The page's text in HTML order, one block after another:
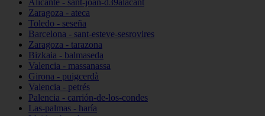
Alicante - sant-joan-d39alacant
Zaragoza - ateca
Toledo - seseña
Barcelona - sant-esteve-sesrovires
Zaragoza - tarazona
Bizkaia - balmaseda
Valencia - massanassa
Girona - puigcerdà
Valencia - petrés
Palencia - carrión-de-los-condes
Las-palmas - haría